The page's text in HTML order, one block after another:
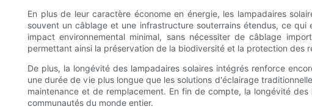
En plus de leur caractère économe en énergie, les lampadaires
souvent un câblage et une infrastructure souterrains étendus, ce qui
impact environnemental minimal, sans nécessiter de câblage
permettant ainsi la préservation de la biodiversité et la protection des
De plus, la longévité des lampadaires solaires intégrés renforce
une durée de vie plus longue que les solutions d'éclairage
maintenance et de remplacement. En fin de compte, la longévité
communautés du monde entier.